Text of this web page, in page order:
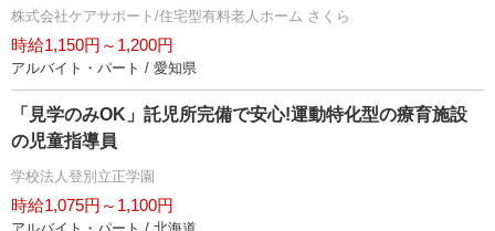
株式会社ケアサポート/住宅型有料老人ホーム さくら
時給1,150円～1,200円
アルバイト・パート / 愛知県
「見学のみOK」託児所完備で安心!運動特化型の療育施設
の児童指導員
学校法人登別立正学園
時給1,075円～1,100円